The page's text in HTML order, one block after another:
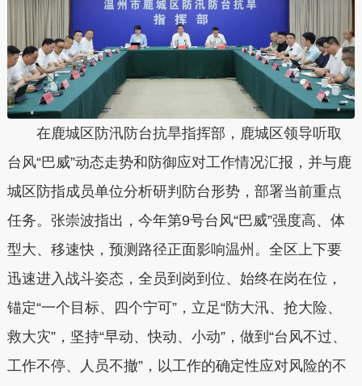
在鹿城区防汛防台抗旱指挥部， 鹿城区领导听取
台风“巴威”动态走势和防御应对工作情况汇报，并与鹿
城区防指成员单位分析研判防台形势，部署当前重点
任务。张崇波指出，今年第9号台风“巴威”强度高、体
型大、移速快，预测路径正面影响温州。全区上下要
迅速进入战斗姿态，全员到岗到位、始终在岗在位，
锚定“一个目标、四个宁可”，立足“防大汛、抢大险、
救大灾”，坚持“早动、快动、小动”，做到“台风不过、
工作不停、人员不撤”，以工作的确定性应对风险的不